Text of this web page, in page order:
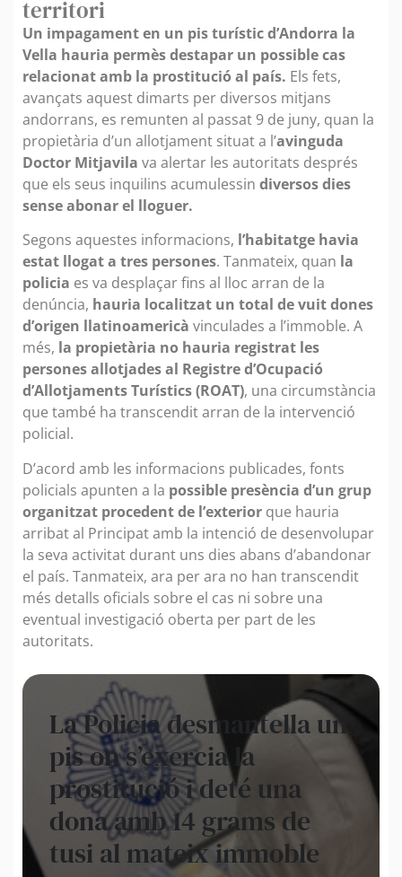
territori
Un impagament en un pis turístic d’Andorra la
Vella hauria permès destapar un possible cas
relacionat amb la prostitució al país. Els fets,
avançats aquest dimarts per diversos mitjans
andorrans, es remunten al passat 9 de juny, quan la
propietària d’un allotjament situat a l’avinguda
Doctor Mitjavila va alertar les autoritats després
que els seus inquilins acumulessin diversos dies
sense abonar el lloguer.
Segons aquestes informacions, l’habitatge havia
estat llogat a tres persones. Tanmateix, quan la
policia es va desplaçar fins al lloc arran de la
denúncia, hauria localitzat un total de vuit dones
d’origen llatinoamericà vinculades a l’immoble. A
més, la propietària no hauria registrat les
persones allotjades al Registre d’Ocupació
d’Allotjaments Turístics (ROAT), una circumstància
que també ha transcendit arran de la intervenció
policial.
D’acord amb les informacions publicades, fonts
policials apunten a la possible presència d’un grup
organitzat procedent de l’exterior que hauria
arribat al Principat amb la intenció de desenvolupar
la seva activitat durant uns dies abans d’abandonar
el país. Tanmateix, ara per ara no han transcendit
més detalls oficials sobre el cas ni sobre una
eventual investigació oberta per part de les
autoritats.
La Policia desmantella un
pis on s’exercia la
prostitució i deté una
dona amb 14 grams de
tusi al mateix immoble